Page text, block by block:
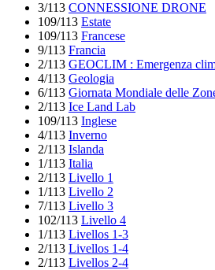
3/113 CONNESSIONE DRONE
109/113 Estate
109/113 Francese
9/113 Francia
2/113 GEOCLIM : Emergenza
4/113 Geologia
6/113 Giornata Mondiale delle
2/113 Ice Land Lab
109/113 Inglese
4/113 Inverno
2/113 Islanda
1/113 Italia
2/113 Livello 1
1/113 Livello 2
7/113 Livello 3
102/113 Livello 4
1/113 Livellos 1-3
2/113 Livellos 1-4
2/113 Livellos 2-4